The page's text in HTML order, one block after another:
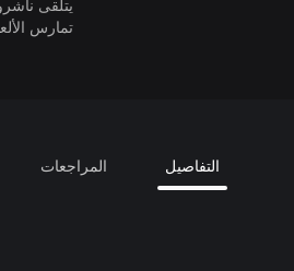
تمارس
التفاصيل المراجعات